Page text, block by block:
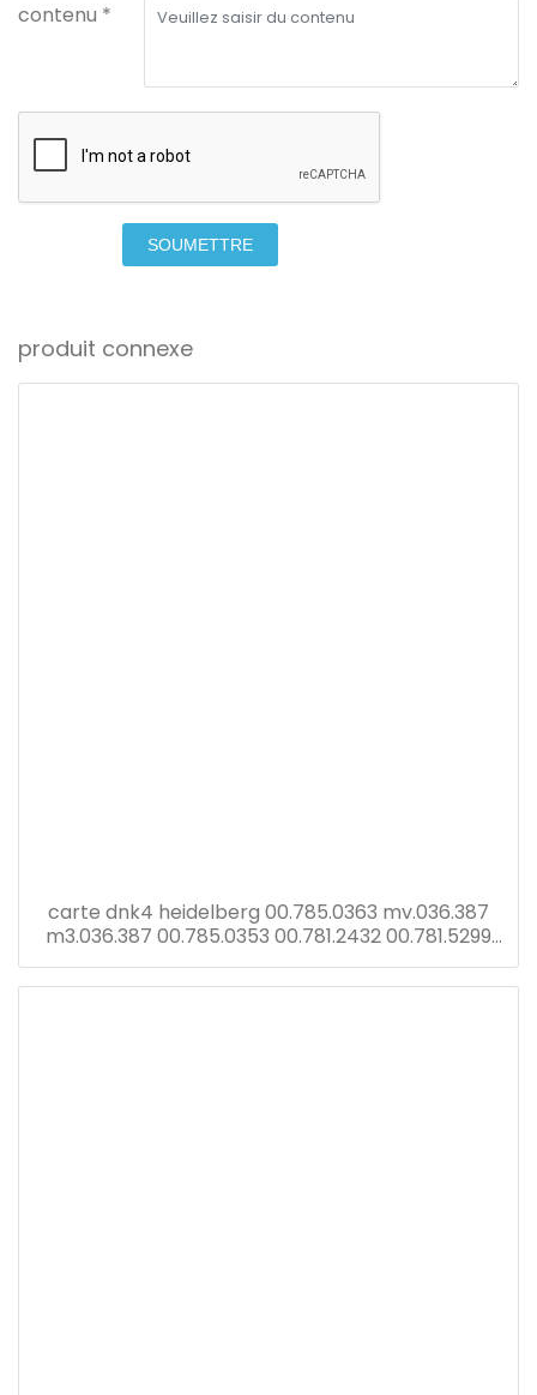
contenu *
SOUMETTRE
produit connexe
carte dnk4 heidelberg 00.785.0363 mv.036.387
m3.036.387 00.785.0353 00.781.2432 00.781.5299
écran tronic cp avec carte dnk2